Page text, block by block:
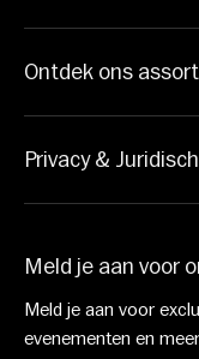
Ontdek ons
Privacy &
Meld je aan voor
Meld je aan voor
evenementen en meer